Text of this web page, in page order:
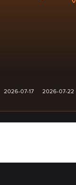
2026-07-17 2026-07-22